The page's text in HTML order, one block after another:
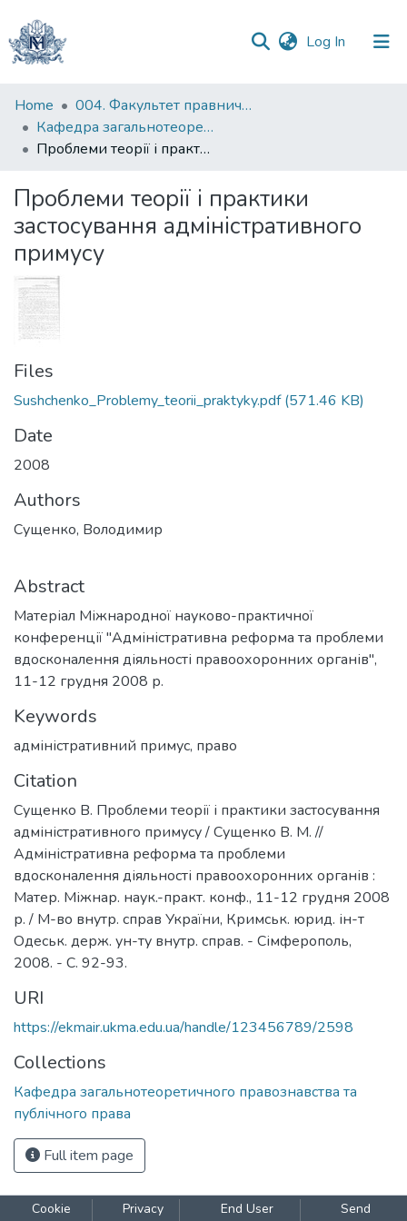
Log In (current)
Communities
&
Collections
Statistics
Home
004. Факультет правничих наук
Кафедра загальнотеоретичного правознавства та публічного права
Проблеми теорії і практики застосування адміністративного примусу
Проблеми теорії і практики
застосування адміністративного
примусу
Files
Sushchenko_Problemy_teorii_praktyky.pdf(571.46 KB)
Date
2008
Authors
Сущенко, Володимир
Abstract
Матеріал Міжнародної науково-практичної
конференції "Адміністративна реформа та проблеми
вдосконалення діяльності правоохоронних органів",
11-12 грудня 2008 р.
Keywords
адміністративний примус, право
Citation
Сущенко В. Проблеми теорії і практики застосування
адміністративного примусу / Сущенко В. М. //
Адміністративна реформа та проблеми
вдосконалення діяльності правоохоронних органів :
Матер. Міжнар. наук.-практ. конф., 11-12 грудня 2008
р. / М-во внутр. справ України, Кримськ. юрид. ін-т
Одеськ. держ. ун-ту внутр. справ. - Сімферополь,
2008. - С. 92-93.
URI
https://ekmair.ukma.edu.ua/handle/123456789/2598
Collections
Кафедра загальнотеоретичного правознавства та
публічного права
Full item page
Cookie
Privacy
End User
Send